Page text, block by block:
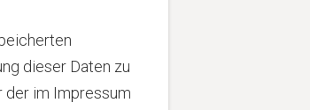
dieser Daten zu
der im Impressum